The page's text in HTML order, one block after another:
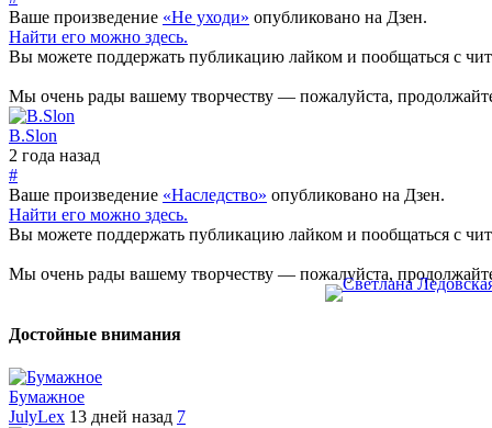
Ваше произведение «Не уходи» опубликовано на Дзен.
Найти его можно здесь.
Вы можете поддержать публикацию лайком и пообщаться с
Мы очень рады вашему творчеству — пожалуйста,
B.Slon
2 года назад
#
Ваше произведение «Наследство» опубликовано на Дзен.
Найти его можно здесь.
Вы можете поддержать публикацию лайком и пообщаться с
Мы очень рады вашему творчеству — пожалуйста,
Достойные внимания
Бумажное
JulyLex 13 дней назад 7